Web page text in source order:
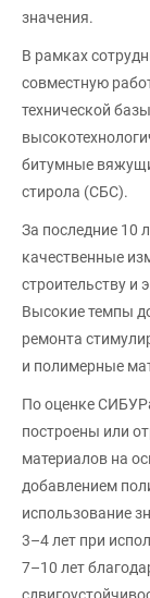
значения.
В рамках
совместную
технической
битумные
стирола (СБС).
За последние 10
качественные
строительству и
Высокие темпы
ремонта
и полимерные
По оценке
построены или
материалов на
добавлением
использование
3–4 лет при
7–10 лет